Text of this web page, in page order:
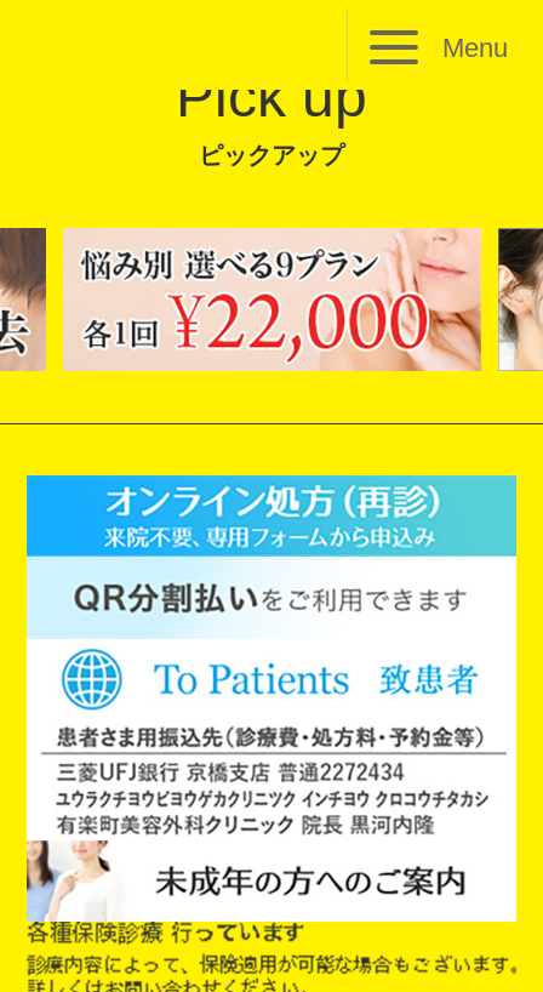
Menu
Pick up
ピックアップ